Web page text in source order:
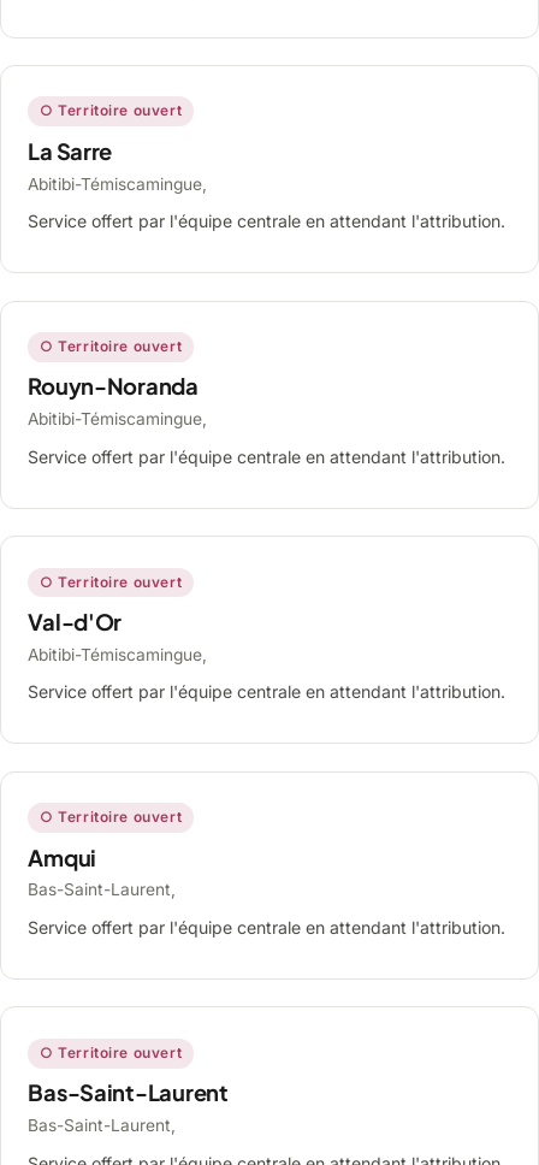
○ Territoire ouvert
La Sarre
Abitibi-Témiscamingue,
Service offert par l'équipe centrale en attendant l'attribution.
○ Territoire ouvert
Rouyn-Noranda
Abitibi-Témiscamingue,
Service offert par l'équipe centrale en attendant l'attribution.
○ Territoire ouvert
Val-d'Or
Abitibi-Témiscamingue,
Service offert par l'équipe centrale en attendant l'attribution.
○ Territoire ouvert
Amqui
Bas-Saint-Laurent,
Service offert par l'équipe centrale en attendant l'attribution.
○ Territoire ouvert
Bas-Saint-Laurent
Bas-Saint-Laurent,